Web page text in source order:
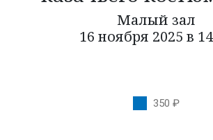
Малый зал
16 ноября 2025 в
350 ₽